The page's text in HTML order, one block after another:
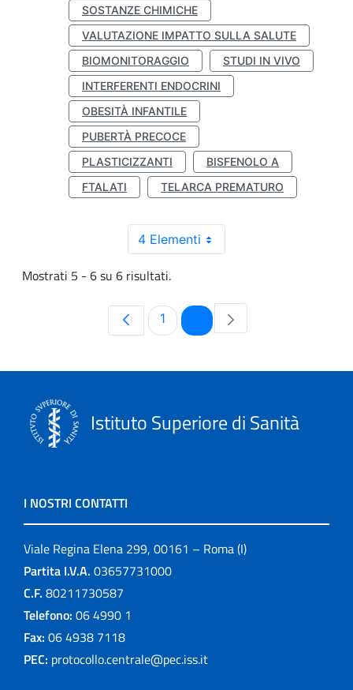
SOSTANZE CHIMICHE
VALUTAZIONE IMPATTO SULLA SALUTE
BIOMONITORAGGIO
STUDI IN VIVO
INTERFERENTI ENDOCRINI
OBESITÀ INFANTILE
PUBERTÀ PRECOCE
PLASTICIZZANTI
BISFENOLO A
FTALATI
TELARCA PREMATURO
4 Elementi
Mostrati 5 - 6 su 6 risultati.
Pagina
1 Pagina
Istituto Superiore di Sanità
I NOSTRI CONTATTI
Viale Regina Elena 299, 00161 – Roma (I)
Partita I.V.A. 03657731000
C.F. 80211730587
Telefono: 06 4990 1
Fax: 06 4938 7118
PEC: protocollo.centrale@pec.iss.it